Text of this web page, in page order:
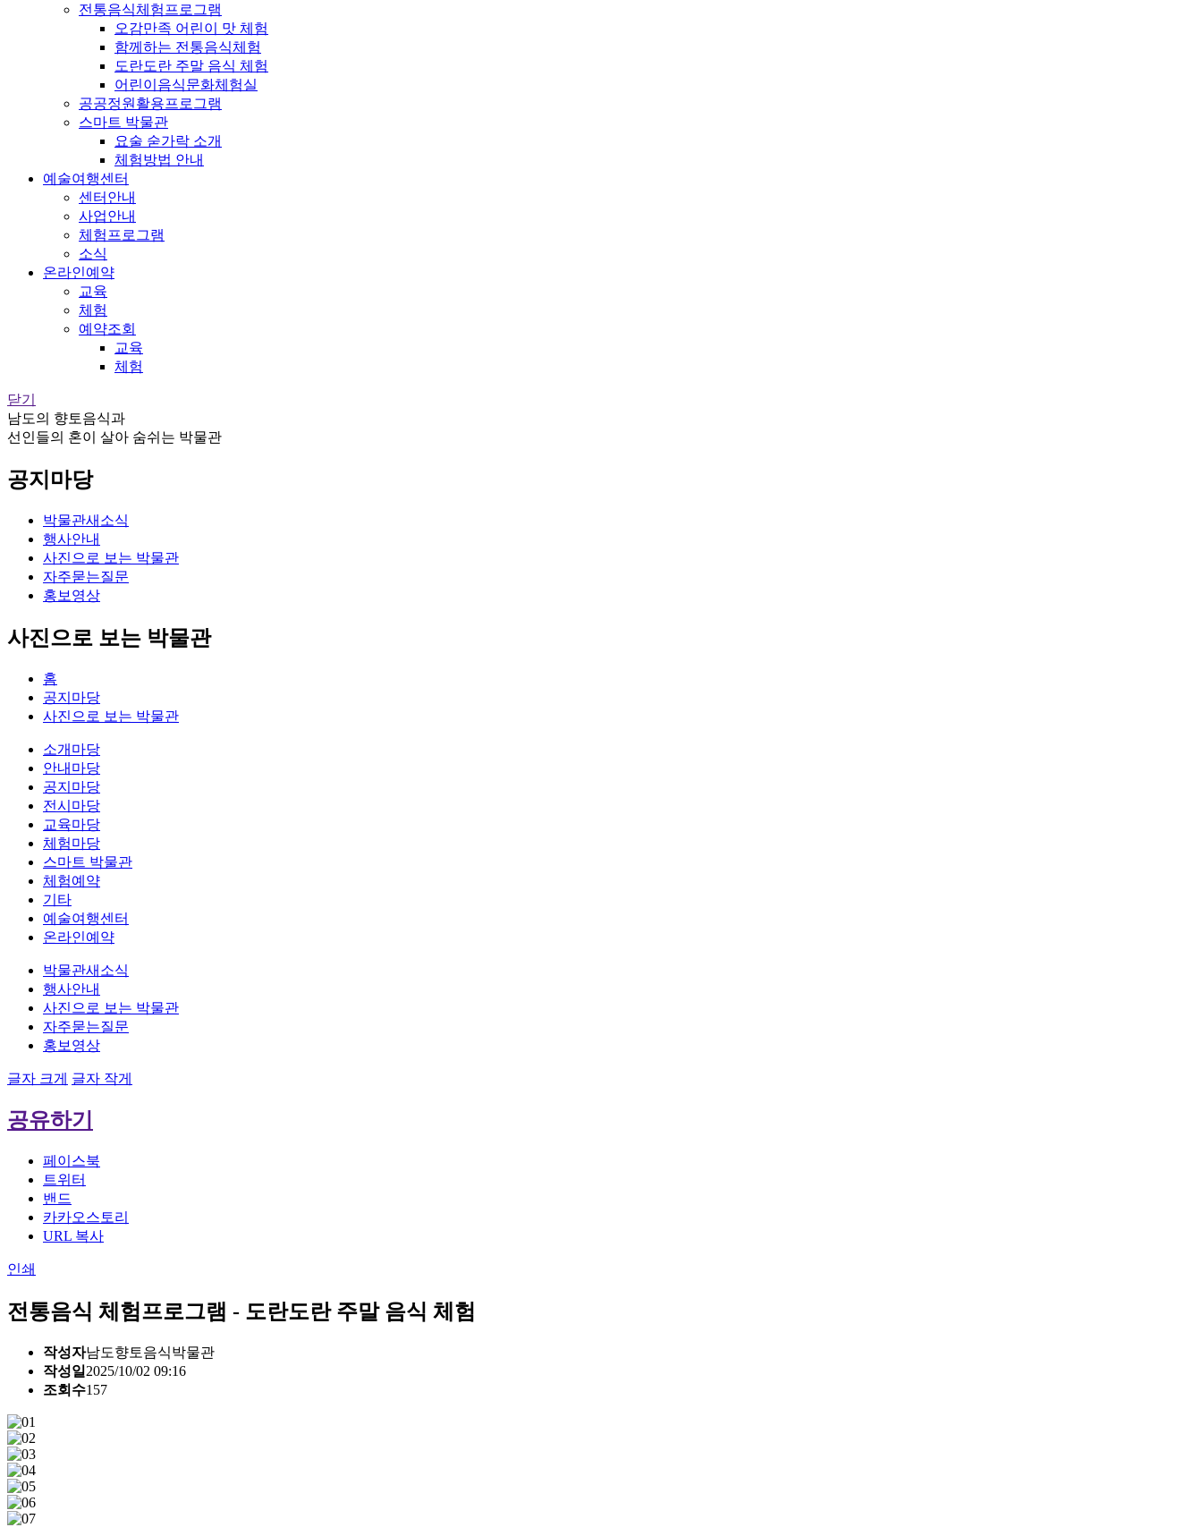
전통음식체험프로그램
오감만족 어린이 맛 체험
함께하는 전통음식체험
도란도란 주말 음식 체험
어린이음식문화체험실
공공정원활용프로그램
스마트 박물관
요술 숟가락 소개
체험방법 안내
예술여행센터
센터안내
사업안내
체험프로그램
소식
온라인예약
교육
체험
예약조회
교육
체험
닫기
남도의 향토음식과
선인들의 혼이 살아 숨쉬는 박물관
공지마당
박물관새소식
행사안내
사진으로 보는 박물관
자주묻는질문
홍보영상
사진으로 보는 박물관
홈
공지마당
사진으로 보는 박물관
소개마당
안내마당
공지마당
전시마당
교육마당
체험마당
스마트 박물관
체험예약
기타
예술여행센터
온라인예약
박물관새소식
행사안내
사진으로 보는 박물관
자주묻는질문
홍보영상
글자 크게 글자 작게
공유하기
페이스북
트위터
밴드
카카오스토리
URL 복사
인쇄
전통음식 체험프로그램 - 도란도란 주말 음식 체험
작성자남도향토음식박물관
작성일 2025/10/02 09:16
조회수157